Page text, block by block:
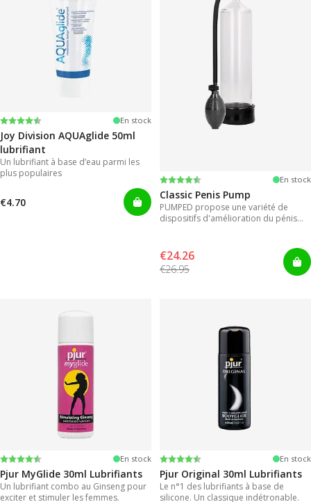
Note:
4.2 sur 5 étoiles En stock
Joy Division AQUAglide 50ml
lubrifiant
Un lubrifiant à base d’eau parmi les
plus populaires
€4.70
Note:
4.3 sur 5 étoiles En stock
Classic Penis Pump
PUMPED propose une variété de
dispositifs d'amélioration du pénis
€24.26
€26.95
Note:
4.2 sur 5 étoiles En stock
Pjur MyGlide 30ml Lubrifiants
Un lubrifiant combo au Ginseng pour
exciter et stimuler les femmes.
Note:
4.2 sur 5 étoiles En stock
Pjur Original 30ml Lubrifiants
Le n°1 des lubrifiants à base de
silicone. Un classique indétronable.